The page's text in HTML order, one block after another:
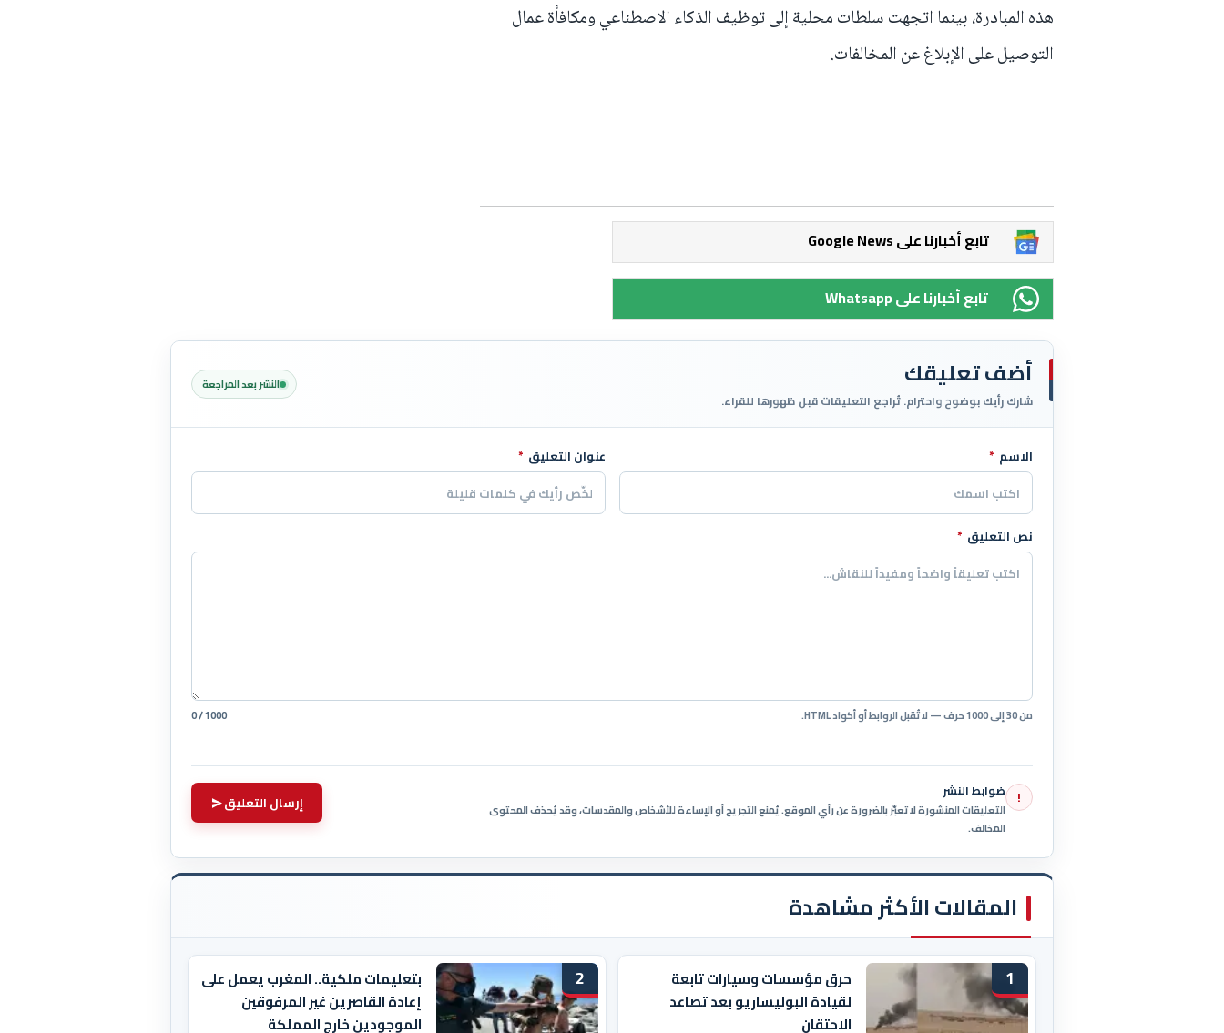
هذه المبادرة، بينما اتجهت سلطات محلية إلى توظيف الذكاء الاصطناعي ومكافأة عمال
التوصيل على الإبلاغ عن المخالفات.
Google News تابع أخبارنا على
Whatsapp تابع أخبارنا على
أضف تعليقك
شارك رأيك بوضوح واحترام. تُراجع التعليقات قبل ظهورها للقراء.
النشر بعد المراجعة
اترك هذا الحقل فارغاً
الاسم * عنوان التعليق *
نص التعليق *
من 30 إلى 1000 حرف — لا تُقبل الروابط أو أكواد HTML. 0 / 1000
! ضوابط النشر
التعليقات المنشورة لا تعبّر بالضرورة عن رأي الموقع. يُمنع التجريح أو الإساءة للأشخاص والمقدسات، وقد يُحذف المحتوى
المخالف.
إرسال التعليق
المقالات الأكثر مشاهدة
1
حرق مؤسسات وسيارات تابعة
لقيادة البوليساريو بعد تصاعد
الاحتقان
2
بتعليمات ملكية.. المغرب يعمل على
إعادة القاصرين غير المرفوقين
الموجودين خارج المملكة